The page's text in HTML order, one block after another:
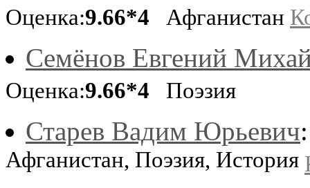
Оценка:9.66*4 Афганистан
Семёнов Евгений
Оценка:9.66*4 Поэзия
Старев Вадим Юрьевич
Афганистан, Поэзия, История